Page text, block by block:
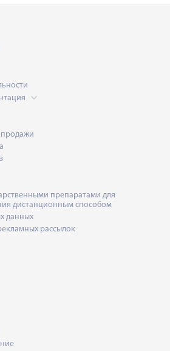
препаратами для
дистанционным способом
данных
рассылок